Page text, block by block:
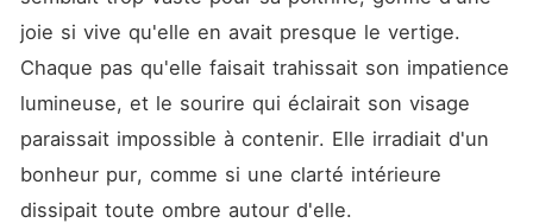
Sous prétexte de préserver
la stabilité de la meute et la
légitimité de l'héritier à
naître, les dirigeants de
et Peter lui demandent
d'accepter son exclusion.
Trahie par tous ceux qu'elle
aime, Amy est rejetée
joie si vive qu'elle en avait presque le vertige.
Chaque pas qu'elle faisait trahissait son impatience
lumineuse, et le sourire qui éclairait son visage
paraissait impossible à contenir. Elle irradiait d'un
bonheur pur, comme si une clarté intérieure
dissipait toute ombre autour d'elle.